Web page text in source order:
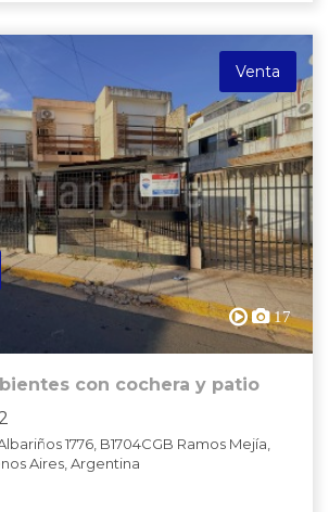
Venta
17
con cochera y patio
1776, B1704CGB Ramos Mejía,
Aires, Argentina